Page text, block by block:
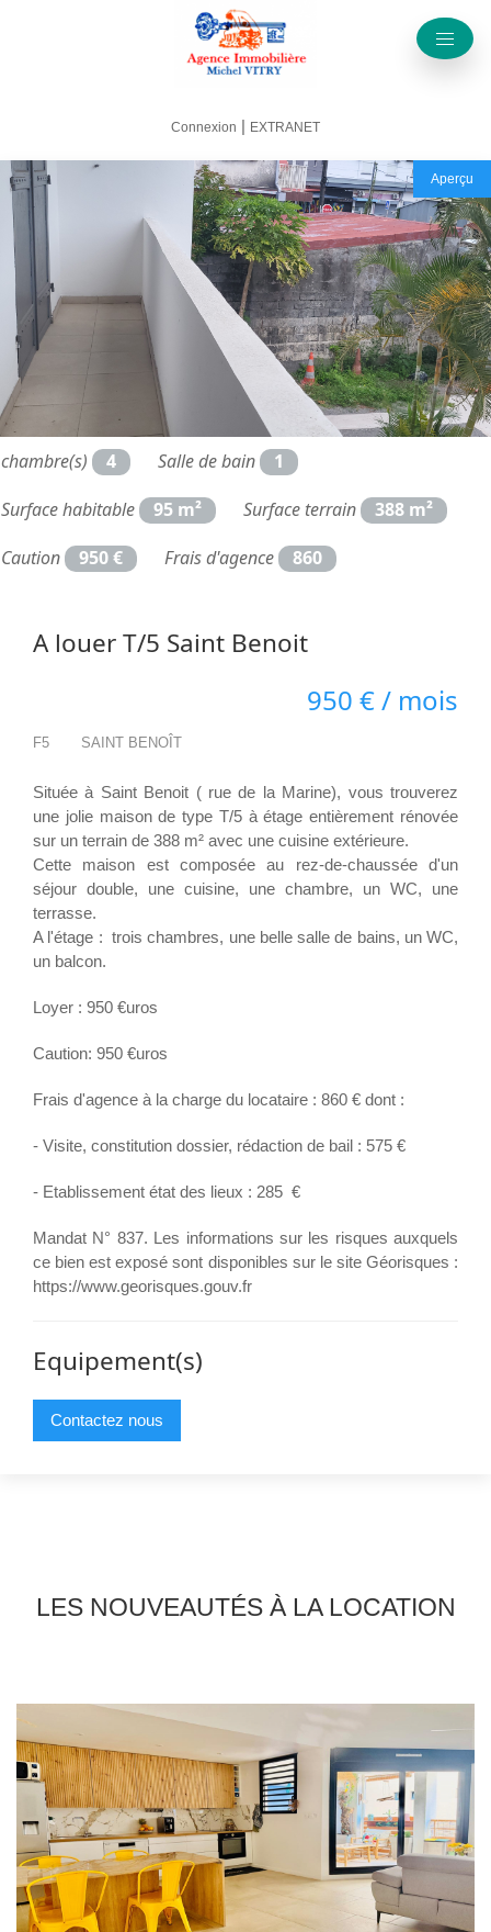
Connexion | EXTRANET
chambre(s) 4 Salle de bain
1
Surface habitable
95 m² Surface terrain
388 m²
Caution
950 € Frais d'agence 860
Aperçu
A louer T/5 Saint Benoit
950 € / mois
F5 SAINT BENOÎT
Située à Saint Benoit ( rue de la Marine), vous trouverez
une jolie maison de type T/5 à étage entièrement rénovée
sur un terrain de 388 m² avec une cuisine extérieure.
Cette maison est composée au rez-de-chaussée d'un
séjour double, une cuisine, une chambre, un WC, une
terrasse.
A l'étage : trois chambres, une belle salle de bains, un WC,
un balcon.
Loyer : 950 €uros
Caution: 950 €uros
Frais d'agence à la charge du locataire : 860 € dont :
- Visite, constitution dossier, rédaction de bail : 575 €
- Etablissement état des lieux : 285 €
Mandat N° 837. Les informations sur les risques auxquels
ce bien est exposé sont disponibles sur le site Géorisques :
https://www.georisques.gouv.fr
Equipement(s)
Contactez nous
LES NOUVEAUTÉS À LA LOCATION